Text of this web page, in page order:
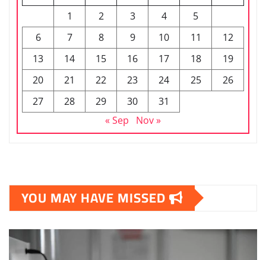
1
2 3 4
5
6
7 8 9 10 11
12
13
14 15 16 17 18
19
20
21 22 23 24 25
26
27
28 29 30
31
« Sep
Nov »
YOU MAY HAVE MISSED